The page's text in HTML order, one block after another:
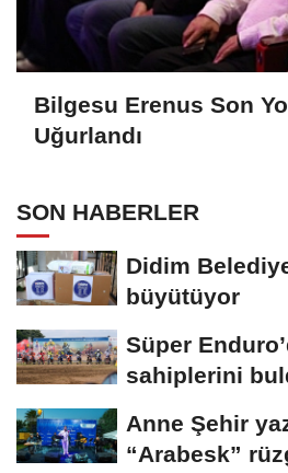
Bilgesu Erenus Son
Uğurlandı
SON HABERLER
Didim
büyütüyor
Süper
sahiplerini
Anne Şehir
“Arabesk”